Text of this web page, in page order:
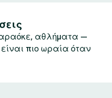
αθλήματα —
πιο ωραία όταν